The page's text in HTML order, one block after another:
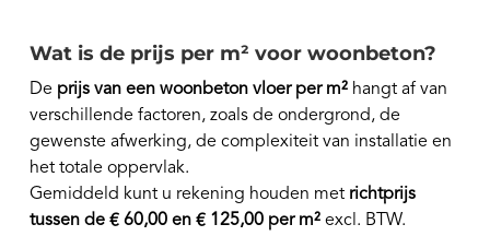
Wat is de prijs per m² voor woonbeton?
De prijs van een woonbeton vloer per m² hangt af van
verschillende factoren, zoals de ondergrond, de
gewenste afwerking, de complexiteit van installatie en
het totale oppervlak.
Gemiddeld kunt u rekening houden met richtprijs
tussen de € 60,00 en € 125,00 per m² excl. BTW.